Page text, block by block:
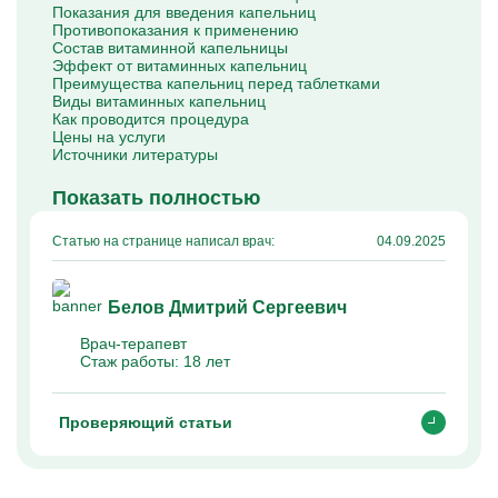
Капельницы Преднизолона
Цераксон капельница
Капельница Церебролизин
Капельница Мильгамма
Капельница Цефтриаксон
Капельница Ципрофлоксацин
Капельница Рингер
Показания для введения капельниц
Противопоказания к применению
Состав витаминной капельницы
Эффект от витаминных капельниц
Преимущества капельниц перед таблетками
Виды витаминных капельниц
Как проводится процедура
Цены на услуги
Источники литературы
Показать полностью
Статью на странице написал врач: 04.09.2025
Белов Дмитрий Сергеевич
Врач-терапевт
Стаж работы: 18 лет
Проверяющий статьи